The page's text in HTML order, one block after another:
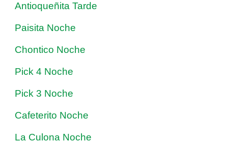
Antioqueñita Tarde
Paisita Noche
Chontico Noche
Pick 4 Noche
Pick 3 Noche
Cafeterito Noche
La Culona Noche